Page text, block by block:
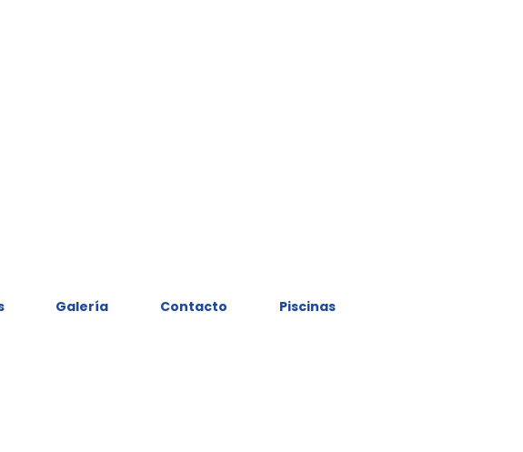
Galería Contacto Piscinas